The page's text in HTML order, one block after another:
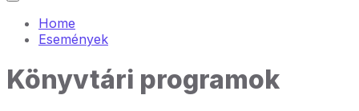
Home
Események
Könyvtári programok